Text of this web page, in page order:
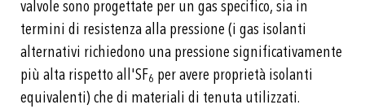
valvole sono progettate per un gas specifico, sia in
termini di resistenza alla pressione (i gas isolanti
alternativi richiedono una pressione significativamente
più alta rispetto all'SF6 per avere proprietà isolanti
equivalenti) che di materiali di tenuta utilizzati.